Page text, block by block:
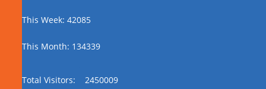
This Week: 42085
This Month: 134339
Total Visitors: 2450009